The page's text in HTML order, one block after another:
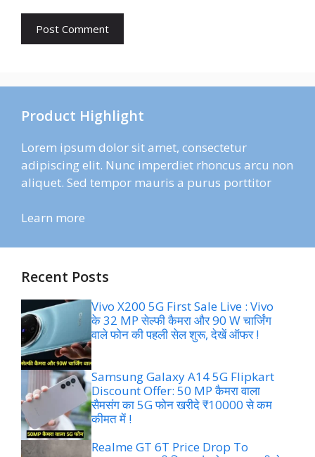
Product Highlight
Lorem ipsum dolor sit amet, consectetur
adipiscing elit. Nunc imperdiet rhoncus arcu non
aliquet. Sed tempor mauris a purus porttitor
Learn more
Recent Posts
Vivo X200 5G First Sale Live : Vivo
के 32 MP सेल्फी कैमरा और 90 W चार्जिंग
वाले फोन की पहली सेल शुरू, देखें ऑफर !
Samsung Galaxy A14 5G Flipkart
Discount Offer: 50 MP कैमरा वाला
सैमसंग का 5G फोन खरीदे ₹10000 से कम
कीमत में !
Realme GT 6T Price Drop To